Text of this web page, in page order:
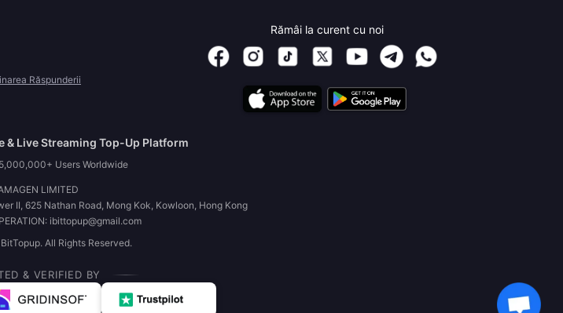
Răspunderii
Rămâi la curent cu noi
& Live Streaming Top-Up Platform
Users Worldwide
LIMITED
II, 625 Nathan Road, Mong Kok, Kowloon, Hong Kong
ibittopup@gmail.com
All Rights Reserved.
& VERIFIED BY